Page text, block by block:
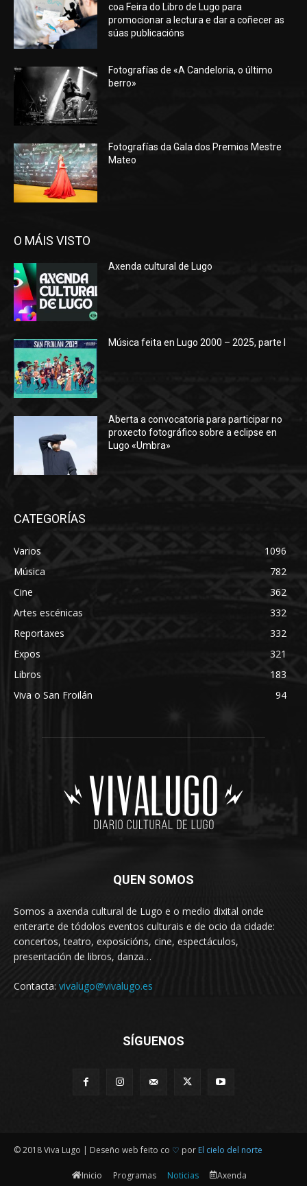
coa Feira do Libro de Lugo para
promocionar a lectura e dar a coñecer as
súas publicacións
Fotografías de «A Candeloria, o último
berro»
Fotografías da Gala dos Premios Mestre
Mateo
O MÁIS VISTO
Axenda cultural de Lugo
Música feita en Lugo 2000 – 2025, parte I
Aberta a convocatoria para participar no
proxecto fotográfico sobre a eclipse en
Lugo «Umbra»
CATEGORÍAS
Varios
1096
Música
782
Cine
362
Artes escénicas
332
Reportaxes
332
Expos
321
Libros
183
Viva o San Froilán
94
QUEN SOMOS
Somos a axenda cultural de Lugo e o medio dixital onde
enterarte de tódolos eventos culturais e de ocio da cidade:
concertos, teatro, exposicións, cine, espectáculos,
presentación de libros, danza…
Contacta: vivalugo@vivalugo.es
SÍGUENOS
© 2018 Viva Lugo | Deseño web feito co ♡ por El cielo del norte
Inicio Programas Noticias Axenda